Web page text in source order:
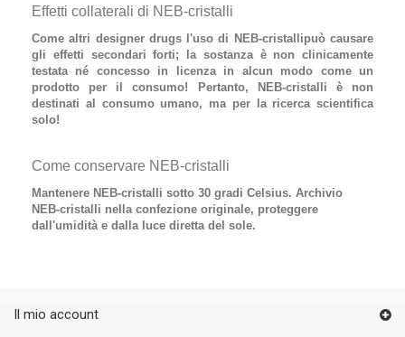
Effetti collaterali di NEB-cristalli
Come altri designer drugs l'uso di NEB-cristallipuò causare
gli effetti secondari forti; la sostanza è non clinicamente
testata né concesso in licenza in alcun modo come un
prodotto per il consumo! Pertanto, NEB-cristalli è non
destinati al consumo umano, ma per la ricerca scientifica
solo!
Come conservare NEB-cristalli
Mantenere NEB-cristalli sotto 30 gradi Celsius. Archivio
NEB-cristalli nella confezione originale, proteggere
dall'umidità e dalla luce diretta del sole.
Il mio account